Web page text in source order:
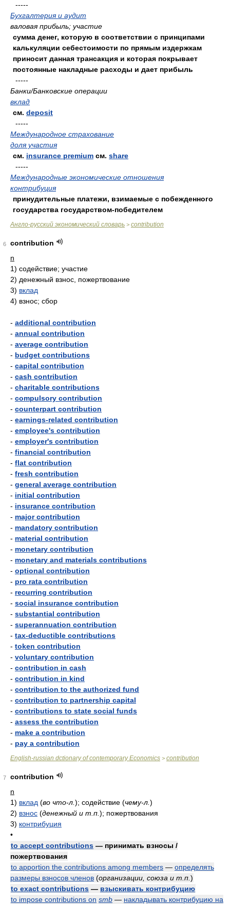
-----
Бухгалтерия и аудит
валовая прибыль; участие
сумма денег, которую в соответствии с принципами
калькуляции себестоимости по прямым издержкам
приносит данная трансакция и которая покрывает
постоянные накладные расходы и дает прибыль
-----
Банки/Банковские операции
вклад
см. deposit
-----
Международное страхование
доля участия
см. insurance premium см. share
-----
Международные экономические отношения
контрибуция
принудительные платежи, взимаемые с побежденного
государства государством-победителем
Англо-русский экономический словарь > contribution
6
contribution
n
1) содействие; участие
2) денежный взнос, пожертвование
3) вклад
4) взнос; сбор
- additional contribution
- annual contribution
- average contribution
- budget contributions
- capital contribution
- cash contribution
- charitable contributions
- compulsory contribution
- counterpart contribution
- earnings-related contribution
- employee's contribution
- employer's contribution
- financial contribution
- flat contribution
- fresh contribution
- general average contribution
- initial contribution
- insurance contribution
- major contribution
- mandatory contribution
- material contribution
- monetary contribution
- monetary and materials contributions
- optional contribution
- pro rata contribution
- recurring contribution
- social insurance contribution
- substantial contribution
- superannuation contribution
- tax-deductible contributions
- token contribution
- voluntary contribution
- contribution in cash
- contribution in kind
- contribution to the authorized fund
- contribution to partnership capital
- contributions to state social funds
- assess the contribution
- make a contribution
- pay a contribution
English-russian dctionary of contemporary Economics > contribution
7
contribution
n
1) вклад (во что-л. ); содействие (чему-л. )
2) взнос (денежный и т.п. ); пожертвования
3) контрибуция
•
to accept contributions — принимать взносы /
пожертвования
to apportion the contributions among members — определять
размеры взносов членов (организации, союза и т.п. )
to exact contributions — взыскивать контрибуцию
to impose contributions on smb — накладывать контрибуцию на